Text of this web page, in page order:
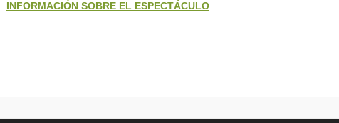
INFORMACIÓN SOBRE EL ESPECTÁCULO